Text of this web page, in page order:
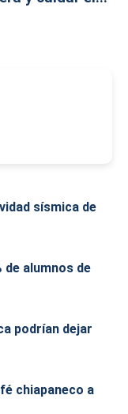
sísmica de
de alumnos de
podrían dejar
chiapaneco a